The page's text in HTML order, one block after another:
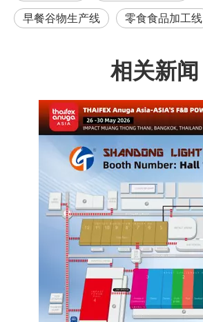
早餐谷物生产线
零食食品加工线
相关新闻